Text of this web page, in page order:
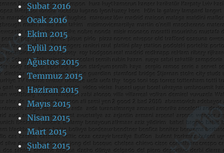
Şubat 2016
Ocak 2016
Ekim 2015
Eylül 2015
Ağustos 2015
Temmuz 2015
Haziran 2015
Mayıs 2015
Nisan 2015
Mart 2015
Şubat 2015